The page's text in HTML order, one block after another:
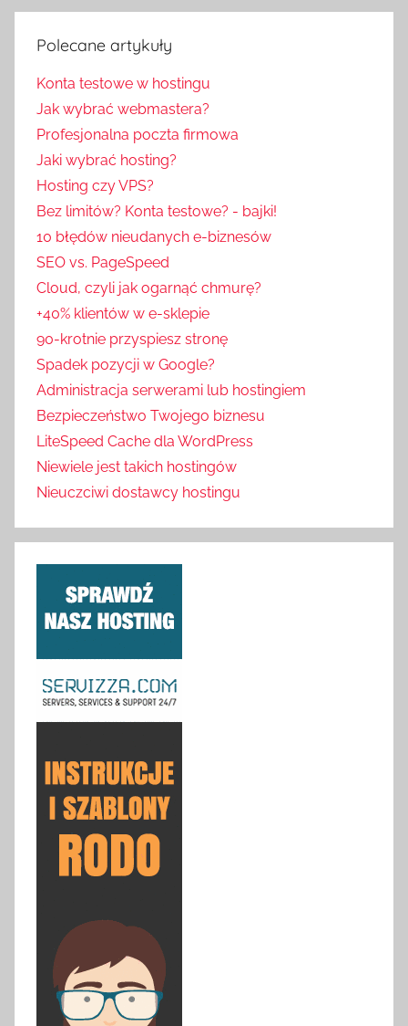
Polecane artykuły
Konta testowe w hostingu
Jak wybrać webmastera?
Profesjonalna poczta firmowa
Jaki wybrać hosting?
Hosting czy VPS?
Bez limitów? Konta testowe? - bajki!
10 błędów nieudanych e-biznesów
SEO vs. PageSpeed
Cloud, czyli jak ogarnąć chmurę?
+40% klientów w e-sklepie
90-krotnie przyspiesz stronę
Spadek pozycji w Google?
Administracja serwerami lub hostingiem
Bezpieczeństwo Twojego biznesu
LiteSpeed Cache dla WordPress
Niewiele jest takich hostingów
Nieuczciwi dostawcy hostingu